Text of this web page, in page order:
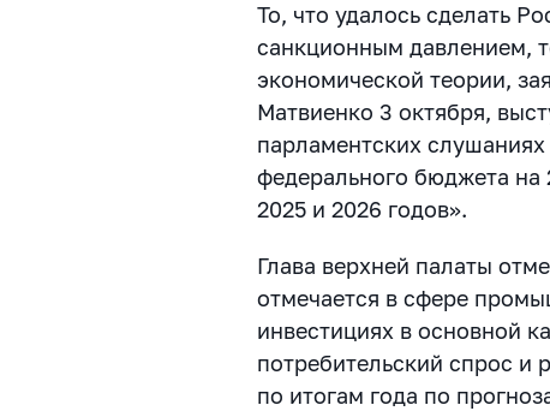
То, что удалось сделать
санкционным давлением,
экономической теории,
Матвиенко 3 октября,
парламентских
федерального бюджета
2025 и 2026 годов».
Глава верхней палаты
отмечается в сфере
инвестициях в основной
потребительский спрос и
по итогам года по